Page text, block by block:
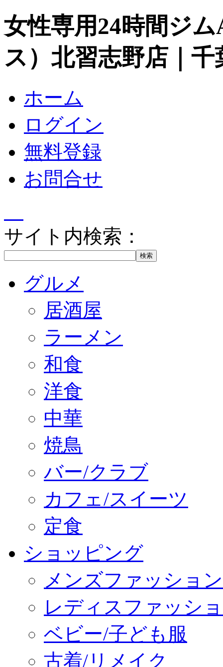
女性専用24時間ジ
ス）北習志野店｜
ホーム
ログイン
無料登録
お問合せ
サイト内検索：
グルメ
居酒屋
ラーメン
和食
洋食
中華
焼鳥
バー/クラブ
カフェ/スイーツ
定食
ショッピング
メンズファッション
レディスファッシ
ベビー/子ども服
古着/リメイク